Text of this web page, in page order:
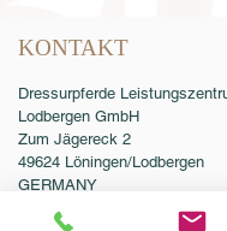
KONTAKT
Dressurpferde
Lodbergen GmbH
Zum Jägereck 2
49624 Löningen/Lodbergen
GERMANY